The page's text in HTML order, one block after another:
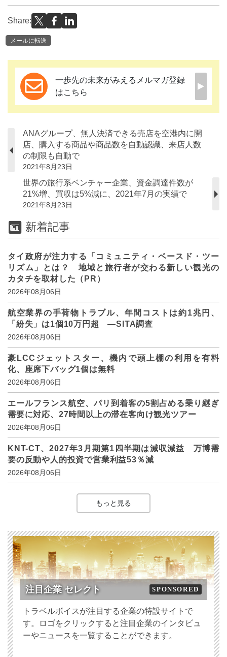
Share:
メールに転送
一歩先の未来がみえるメルマガ登録
はこちら
ANAグループ、無人決済できる売店を空港内に開
店、購入する商品や商品数を自動認識、来店人数
の制限も自動で
2021年8月23日
世界の旅行系ベンチャー企業、資金調達件数が
21%増、買収は5%減に、2021年7月の実績で
2021年8月23日
新着記事
タイ政府が注力する「コミュニティ・ベースド・ツー
リズム」とは？ 地域と旅行者が交わる新しい観光の
カタチを取材した（PR）
2026年08月06日
航空業界の手荷物トラブル、年間コストは約1兆円、
「紛失」は1個10万円超 ―SITA調査
2026年08月06日
豪LCCジェットスター、機内で頭上棚の利用を有料
化、座席下バッグ1個は無料
2026年08月06日
エールフランス航空、パリ到着客の5割占める乗り継ぎ
需要に対応、27時間以上の滞在客向け観光ツアー
2026年08月06日
KNT-CT、2027年3月期第1四半期は減収減益 万博需
要の反動や人的投資で営業利益53％減
2026年08月06日
もっと見る
注目企業 セレクト SPONSORED
トラベルボイスが注目する企業の特設サイトで
す。ロゴをクリックすると注目企業のインタビュ
ーやニュースを一覧することができます。